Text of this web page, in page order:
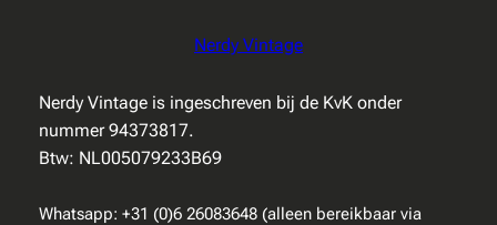
Nerdy Vintage
Nerdy Vintage is ingeschreven bij de KvK onder
nummer 94373817.
Btw: NL005079233B69
Whatsapp: +31 (0)6 26083648 (alleen bereikbaar via